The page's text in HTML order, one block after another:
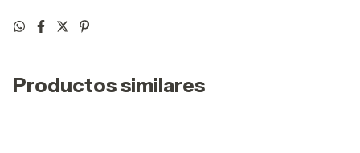
Productos similares